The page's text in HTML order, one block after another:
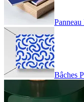
Bâches